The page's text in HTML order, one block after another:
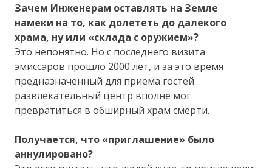
Зачем Инженерам оставлять на Земле
намеки на то, как долететь до далекого
храма, ну или «склада с оружием»?
Это непонятно. Но с последнего визита
эмиссаров прошло 2000 лет, и за это время
предназначенный для приема гостей
развлекательный центр вполне мог
превратиться в обширный храм смерти.
Получается, что «приглашение» было
аннулировано?